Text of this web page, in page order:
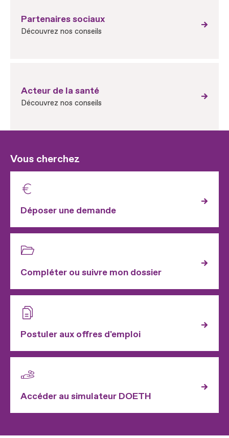
Partenaires sociaux
Découvrez nos conseils
Acteur de la santé
Découvrez nos conseils
Vous cherchez
Déposer une demande
Compléter ou suivre mon dossier
Postuler aux offres d'emploi
Accéder au simulateur DOETH